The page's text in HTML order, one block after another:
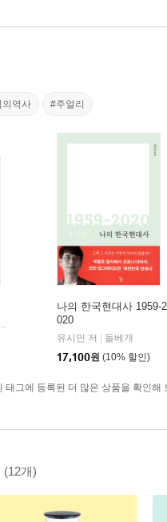
의역사 #주얼리
글/김지하 그림
도서출판그림씨
나의 한국현대사 1959-2
020
유시민 저
돌베개
17,100원 (10% 할인)
태그에 등록된 더 많은 상품을 확인해
(12개)